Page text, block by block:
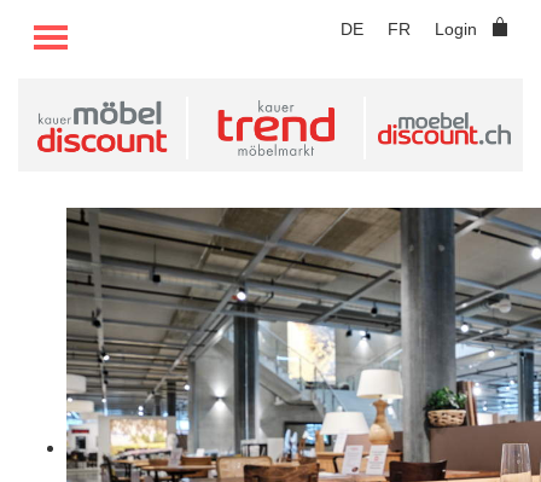
DE FR Login
TOGGLE MENU